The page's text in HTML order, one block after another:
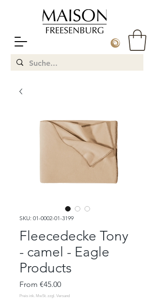
SKU: 01-0002-01-3199
Fleecedecke Tony
- camel - Eagle
Products
From €45.00Sale
Price